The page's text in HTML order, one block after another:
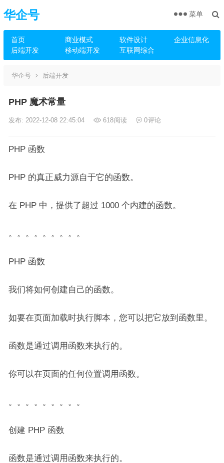
华企号
首页 商业模式 软件设计
企业信息化
后端开发
移动端开发 互联网综合
菜单
华企号 后端开发
PHP 魔术常量
发布: 2022-12-08 22:45:04 618阅读 0评论
PHP 函数
PHP 的真正威力源自于它的函数。
在 PHP 中，提供了超过 1000 个内建的函数。
。。。。。。。。。
PHP 函数
我们将如何创建自己的函数。
如要在页面加载时执行脚本，您可以把它放到函数里。
函数是通过调用函数来执行的。
你可以在页面的任何位置调用函数。
。。。。。。。。。
创建 PHP 函数
函数是通过调用函数来执行的。